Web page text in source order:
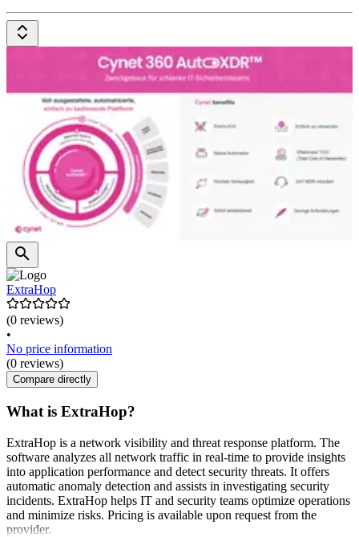
ExtraHop
(0 reviews)
•
No price information
(0 reviews)
Compare directly
What is ExtraHop?
ExtraHop is a network visibility and threat response platform. The
software analyzes all network traffic in real-time to provide insights
into application performance and detect security threats. It offers
automatic anomaly detection and assists in investigating security
incidents. ExtraHop helps IT and security teams optimize operations
and minimize risks. Pricing is available upon request from the
provider.